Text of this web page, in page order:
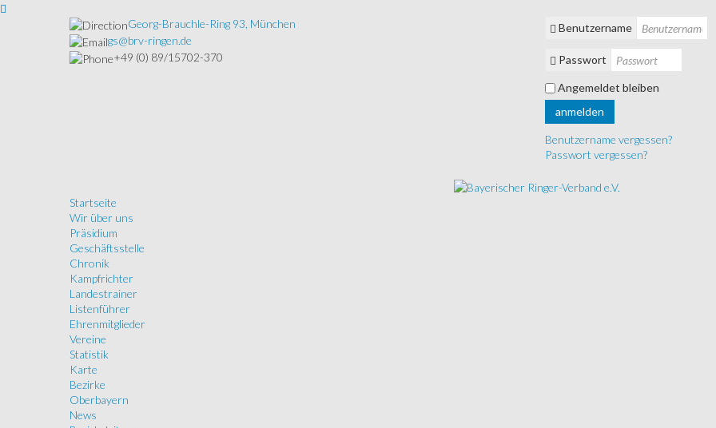
Georg-Brauchle-Ring 93, München
gs@brv-ringen.de
+49 (0) 89/15702-370
Benutzername
Passwort
Angemeldet bleiben
anmelden
Benutzername vergessen?
Passwort vergessen?
Startseite
Wir über uns
Präsidium
Geschäftsstelle
Chronik
Kampfrichter
Landestrainer
Listenführer
Ehrenmitglieder
Vereine
Statistik
Karte
Bezirke
Oberbayern
News